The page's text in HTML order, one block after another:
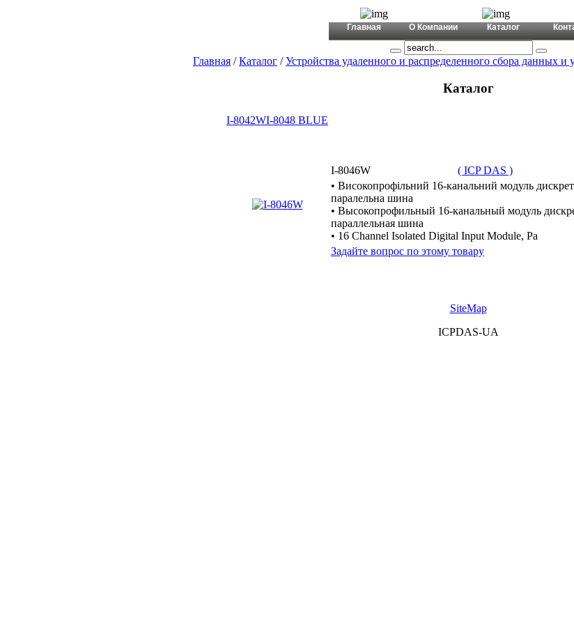
Главная О Компании Каталог
Главная /Каталог /Устройства удаленного и распределенного сбора данных и
Каталог
I-8042WI-8048 BLUE
I-8046W ( ICP DAS )
• Високопрофільний 16-канальний модуль
паралельна шина
• Высокопрофильный 16-канальный модуль
параллельная шина
• 16 Channel Isolated Digital Input Module, Pa
Задайте вопрос по этому товару
SiteMap
ICPDAS-UA